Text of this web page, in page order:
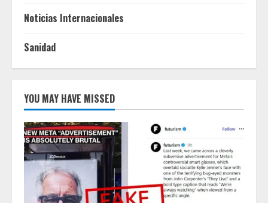
Noticias Internacionales
Sanidad
YOU MAY HAVE MISSED